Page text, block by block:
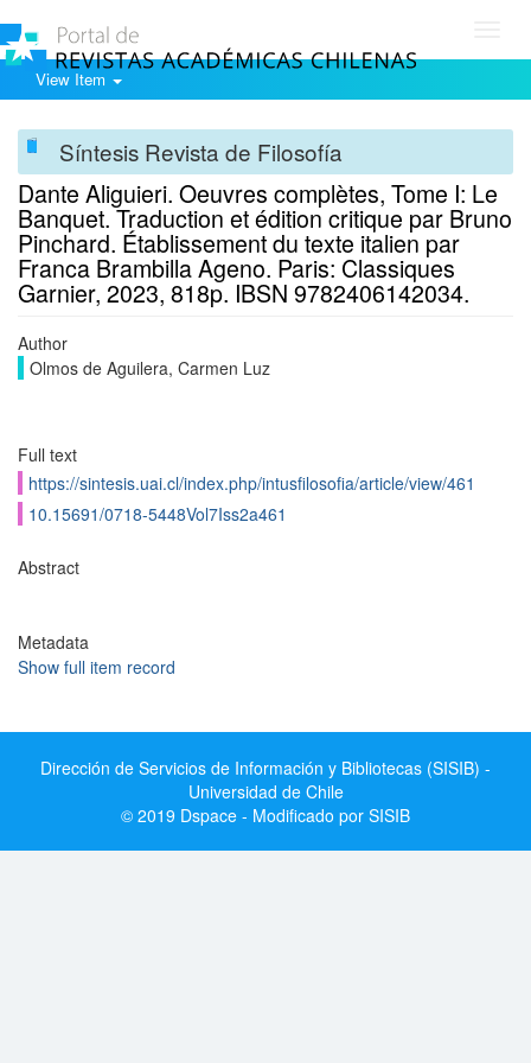
View Item
Síntesis Revista de Filosofía
Dante Aliguieri. Oeuvres complètes, Tome I: Le
Banquet. Traduction et édition critique par Bruno
Pinchard. Établissement du texte italien par
Franca Brambilla Ageno. Paris: Classiques
Garnier, 2023, 818p. IBSN 9782406142034.
Author
Olmos de Aguilera, Carmen Luz
Full text
https://sintesis.uai.cl/index.php/intusfilosofia/article/view/461
10.15691/0718-5448Vol7Iss2a461
Abstract
Metadata
Show full item record
Dirección de Servicios de Información y Bibliotecas (SISIB) -
Universidad de Chile
© 2019 Dspace - Modificado por SISIB